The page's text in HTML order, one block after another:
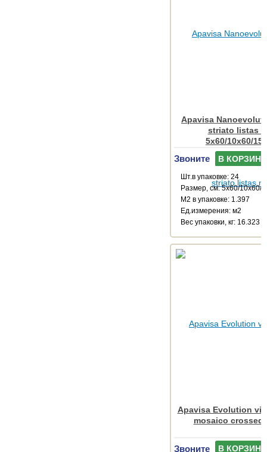
Apavisa
striato listas
5x60/10x60/
Звоните В КОРЗИНУ
Шт.в упаковке: 24
Размер, см: 5x60/10x60/
М2 в упаковке: 1.397
Ед.измерения: м2
Веc упаковки, кг: 16.323
Apavisa Evolution
mosaico crossed
Звоните В КОРЗИНУ